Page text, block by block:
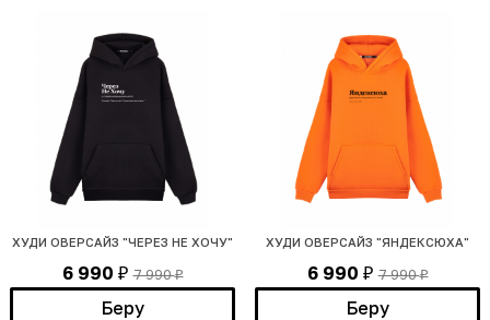
ХУДИ ОВЕРСАЙЗ "ЧЕРЕЗ НЕ ХОЧУ"
6 990 ₽ 7 990₽
Беру
ХУДИ ОВЕРСАЙЗ "ЯНДЕКСЮХА"
6 990 ₽ 7 990₽
Беру